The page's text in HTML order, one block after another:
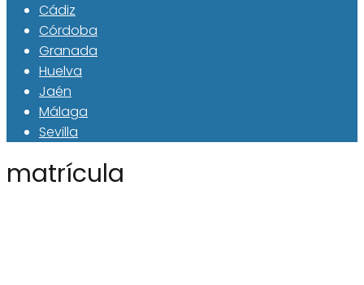
Cádiz
Córdoba
Granada
Huelva
Jaén
Málaga
Sevilla
matrícula